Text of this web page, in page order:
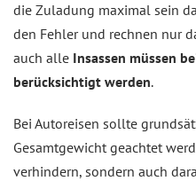
die Zuladung maximal sein
den Fehler und rechnen nur
auch alle Insassen müssen
berücksichtigt werden.
Bei Autoreisen sollte
Gesamtgewicht geachtet
verhindern, sondern auch